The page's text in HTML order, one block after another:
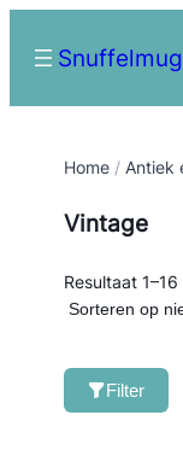
Snuffelmug
Home/ Antiek
Vintage
Resultaat
Filter